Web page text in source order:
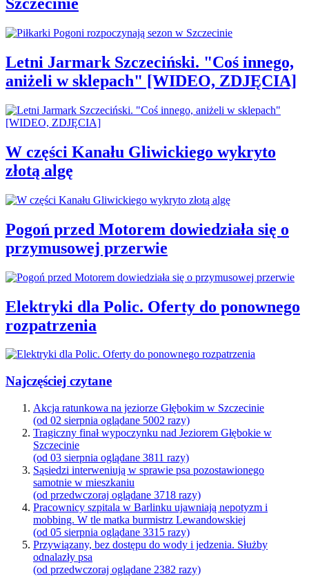
Szczecinie
Letni Jarmark Szczeciński. "Coś innego,
aniżeli w sklepach" [WIDEO, ZDJĘCIA]
W części Kanału Gliwickiego wykryto
złotą algę
Pogoń przed Motorem dowiedziała się o
przymusowej przerwie
Elektryki dla Polic. Oferty do ponownego
rozpatrzenia
Najczęściej czytane
Akcja ratunkowa na jeziorze Głębokim w Szczecinie
(od 02 sierpnia oglądane 5002 razy)
Tragiczny finał wypoczynku nad Jeziorem Głębokie w
Szczecinie
(od 03 sierpnia oglądane 3811 razy)
Sąsiedzi interweniują w sprawie psa pozostawionego
samotnie w mieszkaniu
(od przedwczoraj oglądane 3718 razy)
Pracownicy szpitala w Barlinku ujawniają nepotyzm i
mobbing. W tle matka burmistrz Lewandowskiej
(od 05 sierpnia oglądane 3315 razy)
Przywiązany, bez dostępu do wody i jedzenia. Służby
odnalazły psa
(od przedwczoraj oglądane 2382 razy)